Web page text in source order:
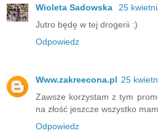
Wioleta Sadowska
25
Jutro będę w tej drogerii :)
Odpowiedz
Www.zakreecona.pl 25
Zawsze korzystam z tym
na złość jeszcze wszystko
Odpowiedz